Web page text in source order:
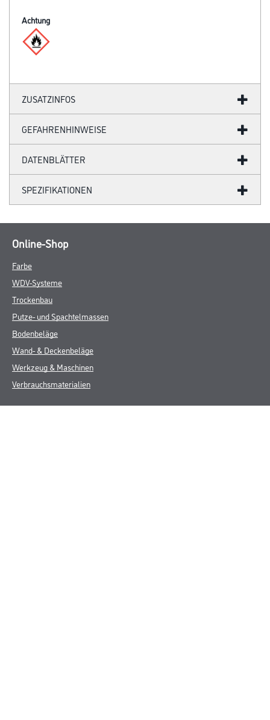
Achtung
ZUSATZINFOS
GEFAHRENHINWEISE
DATENBLÄTTER
SPEZIFIKATIONEN
Online-Shop
Farbe
WDV-Systeme
Trockenbau
Putze- und Spachtelmassen
Bodenbeläge
Wand- & Deckenbeläge
Werkzeug & Maschinen
Verbrauchsmaterialien